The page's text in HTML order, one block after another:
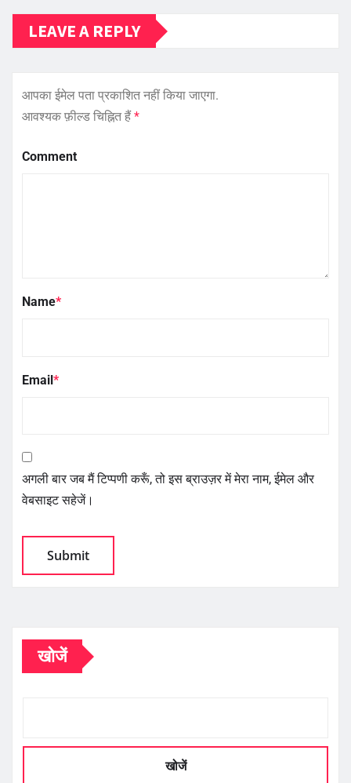
LEAVE A REPLY
आपका ईमेल पता प्रकाशित नहीं किया जाएगा.
आवश्यक फ़ील्ड चिह्नित हैं *
Comment
Name*
Email*
अगली बार जब मैं टिप्पणी करूँ, तो इस ब्राउज़र में मेरा नाम, ईमेल और
वेबसाइट सहेजें।
खोजें
खोजें